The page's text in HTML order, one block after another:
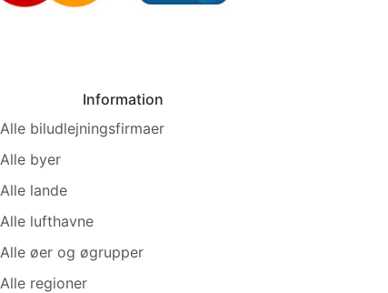
Information
Alle biludlejningsfirmaer
Alle byer
Alle lande
Alle lufthavne
Alle øer og øgrupper
Alle regioner